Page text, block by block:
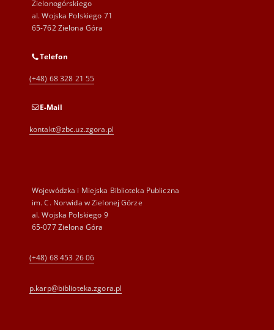
Zielonogórskiego
al. Wojska Polskiego 71
65-762 Zielona Góra
Telefon
(+48) 68 328 21 55
E-Mail
kontakt@zbc.uz.zgora.pl
Wojewódzka i Miejska Biblioteka Publiczna
im. C. Norwida w Zielonej Górze
al. Wojska Polskiego 9
65-077 Zielona Góra
(+48) 68 453 26 06
p.karp@biblioteka.zgora.pl